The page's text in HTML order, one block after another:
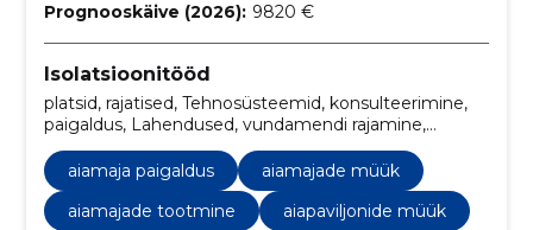
Prognooskäive (2026): 9820 €
Isolatsioonitööd
platsid, rajatised, Tehnosüsteemid, konsulteerimine,
paigaldus, Lahendused, vundamendi rajamine,
kujundamine, Tartumaa, moodulmaja ehitamine
aiamaja paigaldus
aiamajade müük
aiamajade tootmine
aiapaviljonide müük